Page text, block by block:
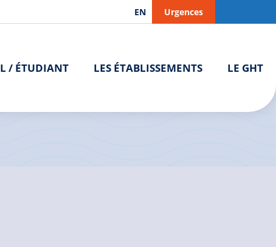
EN Urgences
/ ÉTUDIANT LES ÉTABLISSEMENTS LE GHT